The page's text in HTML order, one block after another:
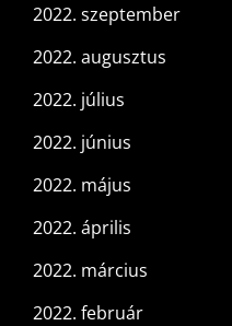
2022. szeptember
2022. augusztus
2022. július
2022. június
2022. május
2022. április
2022. március
2022. február